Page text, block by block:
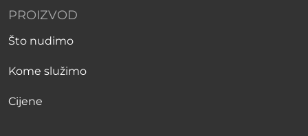
PROIZVOD
Što nudimo
Kome služimo
Cijene